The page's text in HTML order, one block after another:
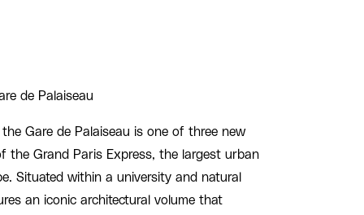
de Palaiseau
Gare de Palaiseau is one of three new
the Grand Paris Express, the largest urban
Situated within a university and natural
an iconic architectural volume that